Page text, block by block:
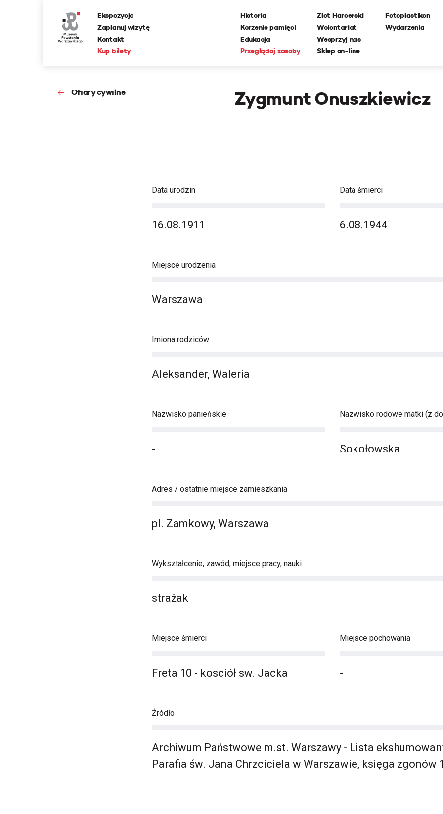
Ekspozycja
Zaplanuj wizytę
Kontakt
Kup bilety
Historia
Korzenie pamięci
Edukacja
Przeglądaj zasoby
Zlot Harcerski
Wolontariat
Wesprzyj nas
Sklep on-line
Fotoplastikon
Wydarzenia
Ofiary cywilne Zygmunt Onuszkiewicz
Data urodzin
16.08.1911
Data śmierci
6.08.1944
Miejsce urodzenia
Warszawa
Imiona rodziców
Aleksander, Waleria
Nazwisko panieńskie
-
Nazwisko rodowe matki (z
Sokołowska
Adres / ostatnie miejsce zamieszkania
pl. Zamkowy, Warszawa
Wykształcenie, zawód, miejsce pracy, nauki
strażak
Miejsce śmierci
Freta 10 - kosciół sw. Jacka
Miejsce pochowania
-
Źródło
Archiwum Państwowe m.st. Warszawy - Lista
Parafia św. Jana Chrzciciela w Warszawie, księga zgonów